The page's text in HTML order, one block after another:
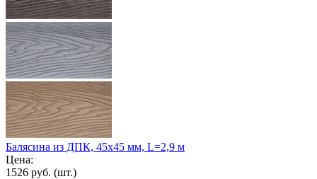
Балясина из ДПК, 45х45 мм, L=2,9 м
Цена:
1526 руб. (шт.)